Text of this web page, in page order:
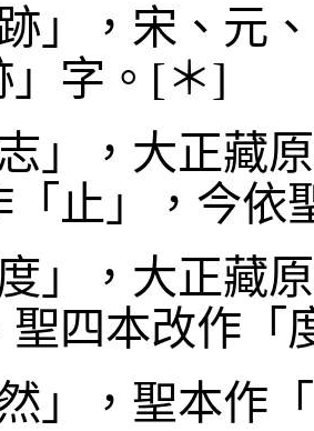
跡」，宋、元
」字。[＊]
志」，大正藏
「止」，今依
度」，大正藏
聖四本改作「
然」，聖本作